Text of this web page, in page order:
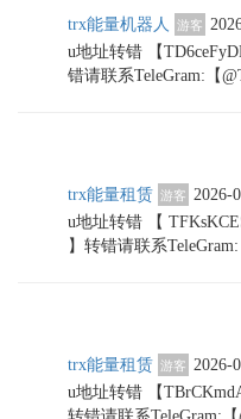
trx能量机器人 游客
u地址转错 【
错请联系TeleGram:【
trx能量租赁 游客 2026-
u地址转错 【
】转错请联系TeleGram:
trx能量租赁 游客 2026-
u地址转错 【
转错请联系TeleGram:【